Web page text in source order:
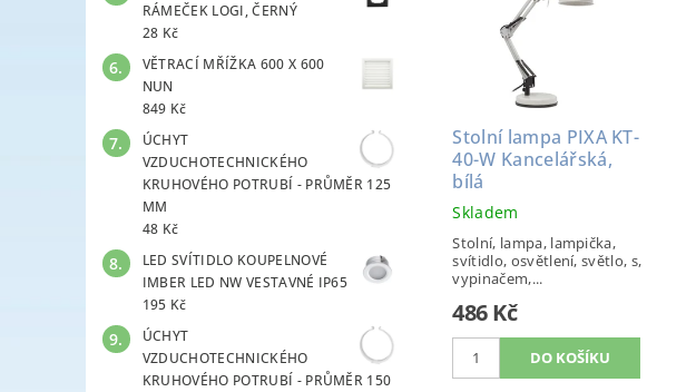
RÁMEČEK LOGI, ČERNÝ
28 Kč
VĚTRACÍ MŘÍŽKA 600 X 600
NUN
849 Kč
ÚCHYT
VZDUCHOTECHNICKÉHO
KRUHOVÉHO POTRUBÍ - PRŮMĚR 125
MM
48 Kč
LED SVÍTIDLO KOUPELNOVÉ
IMBER LED NW VESTAVNÉ IP65
195 Kč
ÚCHYT
VZDUCHOTECHNICKÉHO
KRUHOVÉHO POTRUBÍ - PRŮMĚR 150
Stolní lampa PIXA KT-
40-W Kancelářská,
bílá
Skladem
Stolní, lampa, lampička,
svítidlo, osvětlení, světlo, s,
vypinačem,...
486 Kč